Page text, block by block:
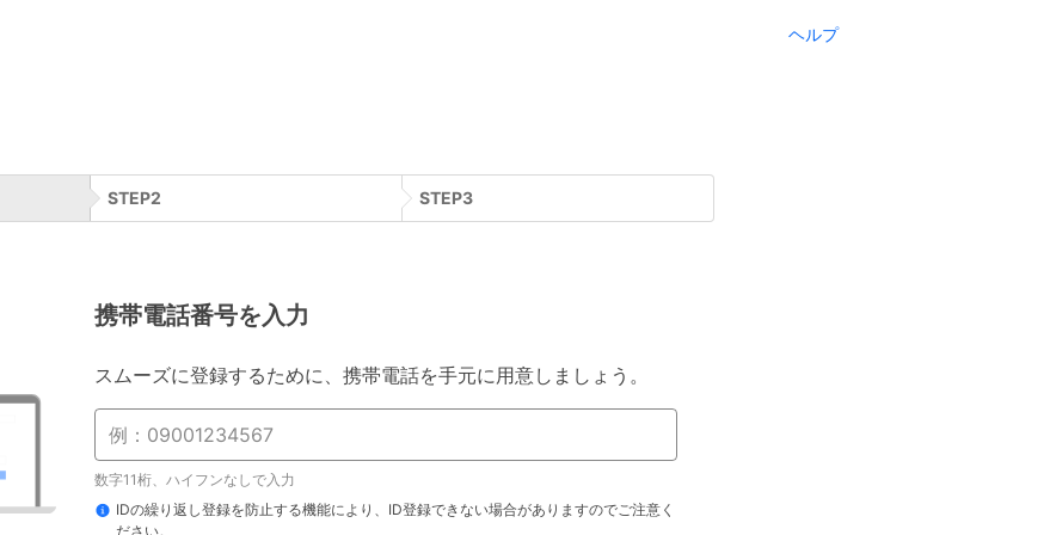
ヘルプ
STEP2 STEP3
携帯電話番号を入力
スムーズに登録するために、携帯電話を手元に用意しましょう。
数字11桁、ハイフンなしで入力
IDの繰り返し登録を防止する機能により、ID登録できない場合がありますのでご注意く
ださい。